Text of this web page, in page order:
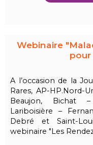
Webinaire
pour
A l’occasion de la
Rares, AP-HP.Nord-
Beaujon, Bichat –
Lariboisière –
Debré et Saint-
webinaire "Les